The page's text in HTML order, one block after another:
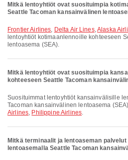
Mitkä lentoyhtiöt ovat suosituimpia
Seattle Tacoman kansainvälinen
Frontier Airlines, Delta Air Lines,Alaska
lentoyhtiöt kotimaanlennoille kohteeseen
lentoasema (SEA).
Mitkä lentoyhtiöt ovat suosituimpia
kohteeseen Seattle Tacoman
Suosituimmat lentoyhtiöt kansainvälisille lennoille kohteeseen Seattle
Tacoman kansainvälinen lentoasema
Airlines, Philippine Airlines.
Mitkä terminaalit ja lentoaseman
lentoasemalla Seattle Tacoman